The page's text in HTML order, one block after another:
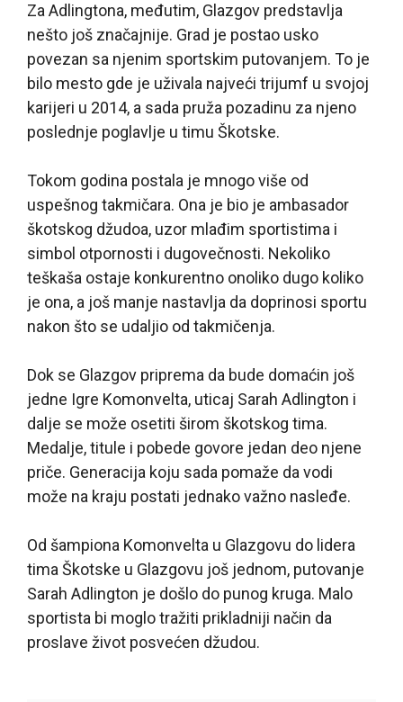
Za Adlingtona, međutim, Glazgov predstavlja
nešto još značajnije. Grad je postao usko
povezan sa njenim sportskim putovanjem. To je
bilo mesto gde je uživala najveći trijumf u svojoj
karijeri u 2014, a sada pruža pozadinu za njeno
poslednje poglavlje u timu Škotske.
Tokom godina postala je mnogo više od
uspešnog takmičara. Ona je bio je ambasador
škotskog džudoa, uzor mlađim sportistima i
simbol otpornosti i dugovečnosti. Nekoliko
teškaša ostaje konkurentno onoliko dugo koliko
je ona, a još manje nastavlja da doprinosi sportu
nakon što se udaljio od takmičenja.
Dok se Glazgov priprema da bude domaćin još
jedne Igre Komonvelta, uticaj Sarah Adlington i
dalje se može osetiti širom škotskog tima.
Medalje, titule i pobede govore jedan deo njene
priče. Generacija koju sada pomaže da vodi
može na kraju postati jednako važno nasleđe.
Od šampiona Komonvelta u Glazgovu do lidera
tima Škotske u Glazgovu još jednom, putovanje
Sarah Adlington je došlo do punog kruga. Malo
sportista bi moglo tražiti prikladniji način da
proslave život posvećen džudou.